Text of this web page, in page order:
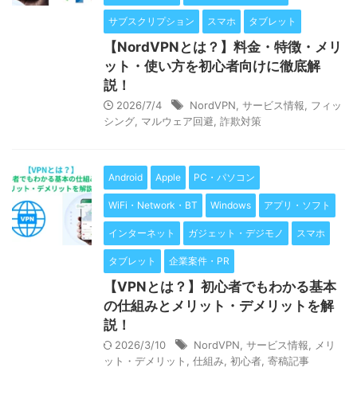
サブスクリプション スマホ タブレット
【NordVPNとは？】料金・特徴・メリ
ット・使い方を初心者向けに徹底解
説！
2026/7/4 NordVPN サービス情報
フィッ
シング マルウェア回避 詐欺対策
Android Apple PC・パソコン
WiFi・Network・BT Windows アプリ・ソフト
インターネット ガジェット・デジモノ スマホ
タブレット 企業案件・PR
【VPNとは？】初心者でもわかる基本
の仕組みとメリット・デメリットを解
説！
2026/3/10 NordVPN サービス情報
メリ
ット・デメリット
仕組み 初心者 寄稿記事